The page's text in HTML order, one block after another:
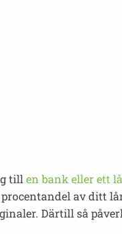
till en bank eller ett
av ditt
Därtill så